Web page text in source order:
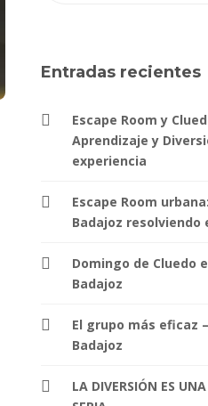
Entradas recientes
Escape Room y
Aprendizaje y
experiencia
Escape Room
Badajoz resolviendo
Domingo de Cluedo
Badajoz
El grupo más eficaz
Badajoz
LA DIVERSIÓN ES